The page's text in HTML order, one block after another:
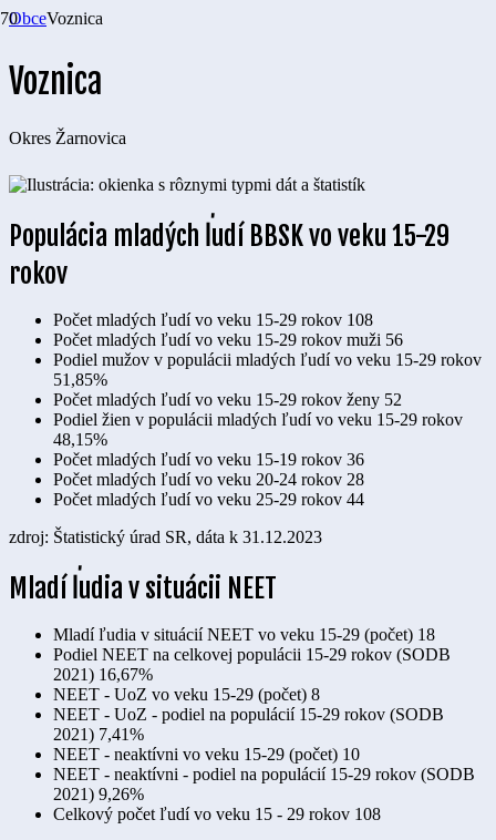
ObceVoznica
Voznica
Okres Žarnovica
Populácia mladých ľudí BBSK vo veku 15-29
rokov
Počet mladých ľudí vo veku 15-29 rokov 108
Počet mladých ľudí vo veku 15-29 rokov muži 56
Podiel mužov v populácii mladých ľudí vo veku 15-29 rokov
51,85%
Počet mladých ľudí vo veku 15-29 rokov ženy 52
Podiel žien v populácii mladých ľudí vo veku 15-29 rokov
48,15%
Počet mladých ľudí vo veku 15-19 rokov 36
Počet mladých ľudí vo veku 20-24 rokov 28
Počet mladých ľudí vo veku 25-29 rokov 44
zdroj: Štatistický úrad SR, dáta k 31.12.2023
Mladí ľudia v situácii NEET
Mladí ľudia v situácií NEET vo veku 15-29 (počet) 18
Podiel NEET na celkovej populácii 15-29 rokov (SODB
2021) 16,67%
NEET - UoZ vo veku 15-29 (počet) 8
NEET - UoZ - podiel na populácií 15-29 rokov (SODB
2021) 7,41%
NEET - neaktívni vo veku 15-29 (počet) 10
NEET - neaktívni - podiel na populácií 15-29 rokov (SODB
2021) 9,26%
Celkový počet ľudí vo veku 15 - 29 rokov 108